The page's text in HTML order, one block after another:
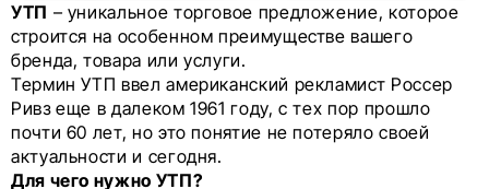
УТП – уникальное торговое предложение, которое
строится на особенном преимуществе вашего
бренда, товара или услуги.
Термин УТП ввел американский рекламист Россер
Ривз еще в далеком 1961 году, с тех пор прошло
почти 60 лет, но это понятие не потеряло своей
актуальности и сегодня.
Для чего нужно УТП?